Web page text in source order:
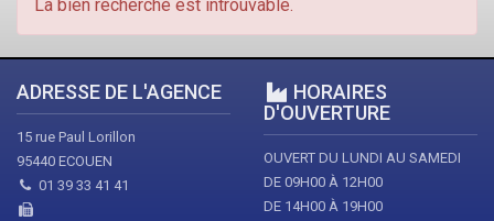
La bien recherché est introuvable.
ADRESSE DE L'AGENCE
15 rue Paul Lorillon
95440 ECOUEN
01 39 33 41 41
HORAIRES
D'OUVERTURE
OUVERT DU LUNDI AU SAMEDI
DE 09H00 À 12H00
DE 14H00 À 19H00